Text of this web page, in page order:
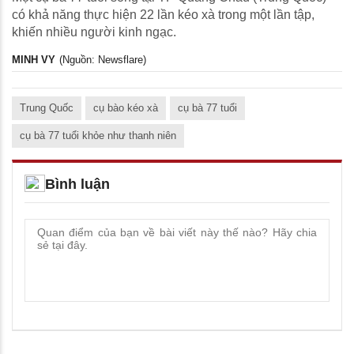
có khả năng thực hiện 22 lần kéo xà trong một lần tập,
khiến nhiều người kinh ngạc.
MINH VY (Nguồn: Newsflare)
Trung Quốc cụ bào kéo xà cụ bà 77 tuổi
cụ bà 77 tuổi khỏe như thanh niên
Bình luận